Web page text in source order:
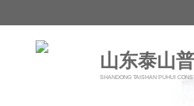
SHANDONG TAISHAN PUHUI
山东泰山